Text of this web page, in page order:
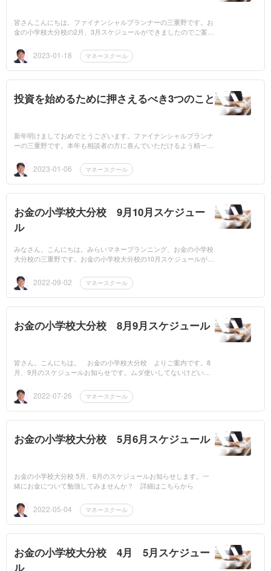
皆さんこんにちは。ファイナンシャルプランナーの三重野です。お
金の小学校大分校の2月、3月スケジュールができましたのでご案内
^)/詳しく...2023-01-18 マネースクール
投資を始めるために押さえるべき3つのこと
新年明けましておめでとうございます。ファイナンシャルプランナ
ーの三重野です。本年も相談者の方に喜んでいただけるよう精一杯
よNISAが2024...
2023-01-06 マネースクール
お金の小学校大分校 9月10月スケジュー
ル
みなさん。こんにちは。みらいマネープランニング、お金の小学校
大分校の三重野です。お金の小学校大分校の10月スケジュールがで
校大分校...2022-09-02 マネースクール
お金の小学校大分校 8月9月スケジュール
皆さん。こんにちは。 お金の小学校大分校 よりご案内です。8
月、9月のスケジュールお知らせです。ムダ使いしてないけどいつ
るべくリ...2022-07-26 マネースクール
お金の小学校大分校 5月6月スケジュール
お金の小学校大分校 5月、6月のスケジュールお知らせします。一
緒にお金について勉強してみませんか？ 詳細はこちらから
2022-05-04 マネースクール
お金の小学校大分校 4月 5月スケジュー
ル